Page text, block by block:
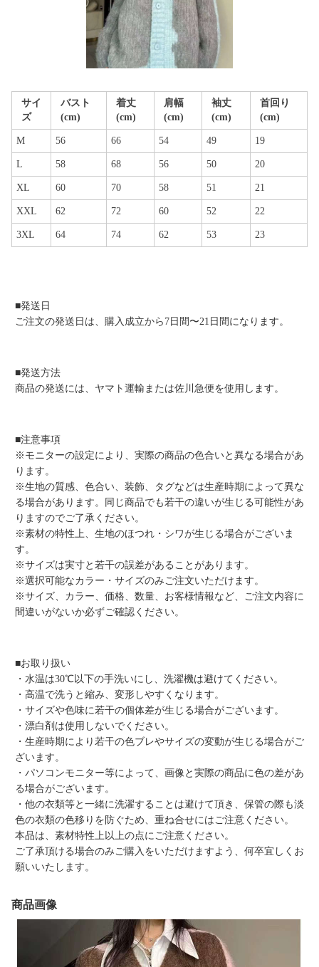
サイ
ズ
バスト
(cm)
着丈
(cm)
肩幅
(cm)
袖丈
(cm)
首回り
(cm)
M 56 66 54 49 19
L 58 68 56 50 20
XL 60 70 58 51 21
XXL 62 72 60 52 22
3XL 64 74 62 53 23
■発送日
ご注文の発送日は、購入成立から7日間〜21日間になります。
■発送方法
商品の発送には、ヤマト運輸または佐川急便を使用します。
■注意事項
※モニターの設定により、実際の商品の色合いと異なる場合があ
ります。
※生地の質感、色合い、装飾、タグなどは生産時期によって異な
る場合があります。同じ商品でも若干の違いが生じる可能性があ
りますのでご了承ください。
※素材の特性上、生地のほつれ・シワが生じる場合がございま
す。
※サイズは実寸と若干の誤差があることがあります。
※選択可能なカラー・サイズのみご注文いただけます。
※サイズ、カラー、価格、数量、お客様情報など、ご注文内容に
間違いがないか必ずご確認ください。
■お取り扱い
・水温は30℃以下の手洗いにし、洗濯機は避けてください。
・高温で洗うと縮み、変形しやすくなります。
・サイズや色味に若干の個体差が生じる場合がございます。
・漂白剤は使用しないでください。
・生産時期により若干の色ブレやサイズの変動が生じる場合がご
ざいます。
・パソコンモニター等によって、画像と実際の商品に色の差があ
る場合がございます。
・他の衣類等と一緒に洗濯することは避けて頂き、保管の際も淡
色の衣類の色移りを防ぐため、重ね合せにはご注意ください。
本品は、素材特性上以上の点にご注意ください。
ご了承頂ける場合のみご購入をいただけますよう、何卒宜しくお
願いいたします。
商品画像